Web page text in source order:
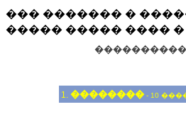
��� ������� � �����
����� ����� ����
1. ��������- 10